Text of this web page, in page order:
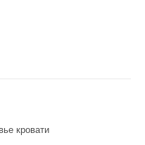
кровати